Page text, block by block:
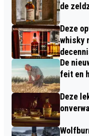
de
Deze
whisky
De
feit en
Deze